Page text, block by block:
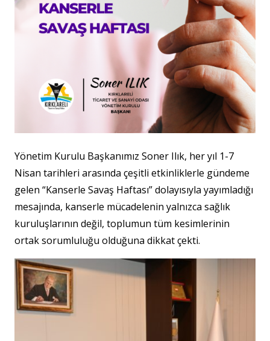
Yönetim Kurulu Başkanımız Soner Ilık, her yıl 1-7
Nisan tarihleri arasında çeşitli etkinliklerle gündeme
gelen “Kanserle Savaş Haftası” dolayısıyla yayımladığı
mesajında, kanserle mücadelenin yalnızca sağlık
kuruluşlarının değil, toplumun tüm kesimlerinin
ortak sorumluluğu olduğuna dikkat çekti.